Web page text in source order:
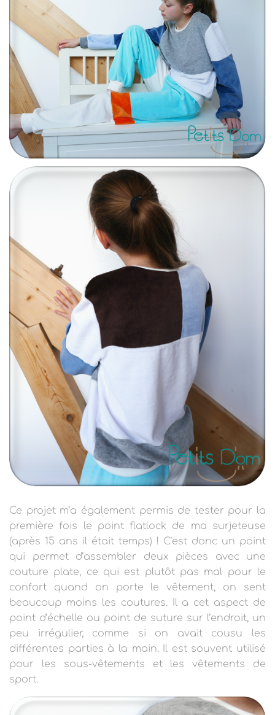
Ce projet m’a également permis de tester pour la
première fois le point flatlock de ma surjeteuse
(après 15 ans il était temps) ! C’est donc un point
qui permet d’assembler deux pièces avec une
couture plate, ce qui est plutôt pas mal pour le
confort quand on porte le vêtement, on sent
beaucoup moins les coutures. Il a cet aspect de
point d’échelle ou point de suture sur l’endroit, un
peu irrégulier, comme si on avait cousu les
différentes parties à la main. Il est souvent utilisé
pour les sous-vêtements et les vêtements de
sport.